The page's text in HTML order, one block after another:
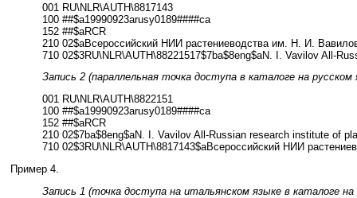
001 RU\NLR\AUTH\8817143
100 ##$a19990923arusy0189####ca
152 ##$aRCR
210 02$aВсероссийский НИИ растениеводства им. Н. И.
710 02$3RU\NLR\AUTH\88221517$7ba$8eng$aN. I. Vavilov All-
Запись 2 (параллельная точка доступа в каталоге на русском
001 RU\NLR\AUTH\8822151
100 ##$a19990923arusy0189####ca
152 ##$aRCR
210 02$7ba$8eng$aN. I. Vavilov All-Russian research institute of
710 02$3RU\NLR\AUTH\8817143$aВсероссийский НИИ
Пример 4.
Запись 1 (точка доступа на итальянском языке в каталоге на